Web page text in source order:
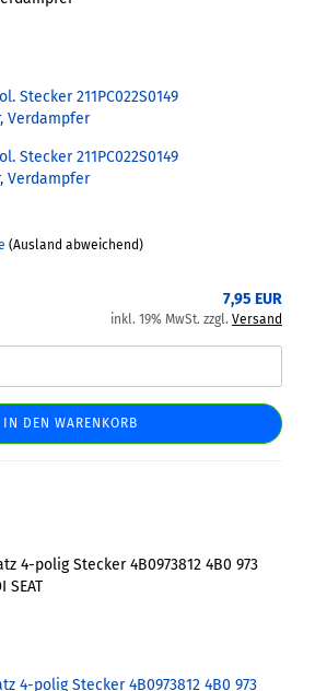
Stecker 211PC022S0149
Verdampfer
Stecker 211PC022S0149
Verdampfer
(Ausland abweichend)
7,95 EUR
inkl. 19% MwSt. zzgl. Versand
IN DEN WARENKORB
4-polig Stecker 4B0973812 4B0 973